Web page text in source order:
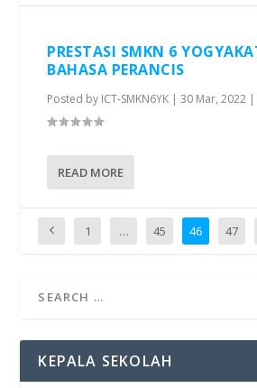
PRESTASI SMKN 6
BAHASA PERANCIS
Posted by ICT-SMKN6YK |30 Mar, 2022 |
READ MORE
1 … 45 46 47
KEPALA SEKOLAH